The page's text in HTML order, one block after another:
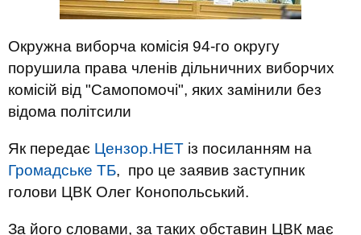
Окружна виборча комісія 94-го округу
порушила права членів дільничних виборчих
комісій від "Самопомочі", яких замінили без
відома політсили
Як передає Цензор.НЕТ із посиланням на
Громадське ТБ, про це заявив заступник
голови ЦВК Олег Конопольський.
За його словами, за таких обставин ЦВК має